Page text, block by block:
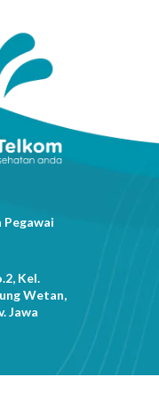
Pegawai
Kel.
Wetan,
Jawa